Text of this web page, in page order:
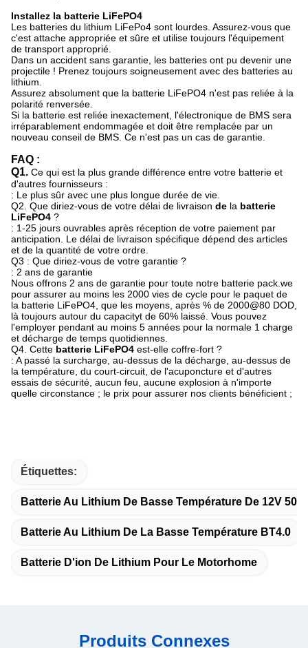
Installez la batterie LiFePO4
Les batteries du lithium LiFePo4 sont lourdes. Assurez-vous que
c'est attache appropriée et sûre et utilise toujours l'équipement
de transport approprié.
Dans un accident sans garantie, les batteries ont pu devenir une
projectile ! Prenez toujours soigneusement avec des batteries au
lithium.
Assurez absolument que la batterie LiFePO4 n'est pas reliée à la
polarité renversée.
Si la batterie est reliée inexactement, l'électronique de BMS sera
irréparablement endommagée et doit être remplacée par un
nouveau conseil de BMS. Ce n'est pas un cas de garantie.
FAQ :
Q1. Ce qui est la plus grande différence entre votre batterie et
d'autres fournisseurs :
: Le plus sûr avec une plus longue durée de vie.
Q2. Que diriez-vous de votre délai de livraison de la batterie
LiFePO4 ?
: 1-25 jours ouvrables après réception de votre paiement par
anticipation. Le délai de livraison spécifique dépend des articles
et de la quantité de votre ordre.
Q3 : Que diriez-vous de votre garantie ?
: 2 ans de garantie
Nous offrons 2 ans de garantie pour toute notre batterie pack.we
pour assurer au moins les 2000 vies de cycle pour le paquet de
la batterie LiFePO4, que les moyens, après % de 2000@80 DOD,
là toujours autour du capacityt de 60% laissé. Vous pouvez
l'employer pendant au moins 5 années pour la normale 1 charge
et décharge de temps quotidiennes.
Q4. Cette batterie LiFePO4 est-elle coffre-fort ?
: A passé la surcharge, au-dessus de la décharge, au-dessus de
la température, du court-circuit, de l'acuponcture et d'autres
essais de sécurité, aucun feu, aucune explosion à n'importe
quelle circonstance ; le prix pour assurer nos clients bénéficient ;
Étiquettes:
Batterie Au Lithium De Basse Température De 12V
Batterie Au Lithium De La Basse Température BT4.0
Batterie D'ion De Lithium Pour Le Motorhome
Produits Connexes